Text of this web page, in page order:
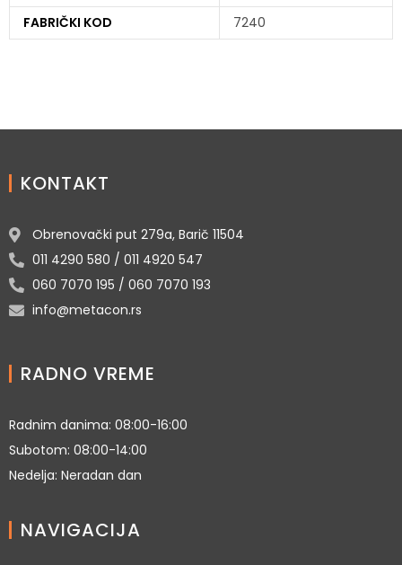
FABRIČKI KOD
7240
KONTAKT
Obrenovački put 279a, Barič 11504
011 4290 580 / 011 4920 547
060 7070 195 / 060 7070 193
info@metacon.rs
RADNO VREME
Radnim danima: 08:00-16:00
Subotom: 08:00-14:00
Nedelja: Neradan dan
NAVIGACIJA